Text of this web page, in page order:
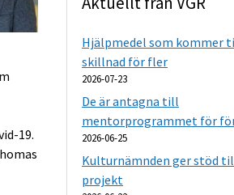
19.
Hjälpmedel som kommer
skillnad för fler
2026-07-23
De är antagna till
mentorprogrammet för
2026-06-25
Kulturnämnden ger stöd
projekt